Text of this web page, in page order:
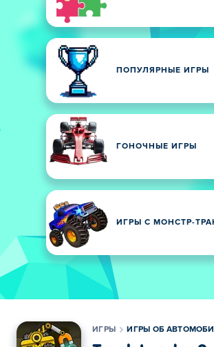
ПОПУЛЯРНЫЕ ИГРЫ
ГОНОЧНЫЕ ИГРЫ
ИГРЫ С МОНСТР-
ИГРЫ ИГРЫ ОБ